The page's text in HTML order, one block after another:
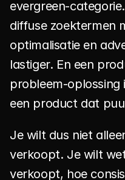
evergreen-
diffuse zoektermen
optimalisatie en
lastiger. En een
probleem-oplossing
een product dat
Je wilt dus niet
verkoopt. Je wilt
verkoopt, hoe